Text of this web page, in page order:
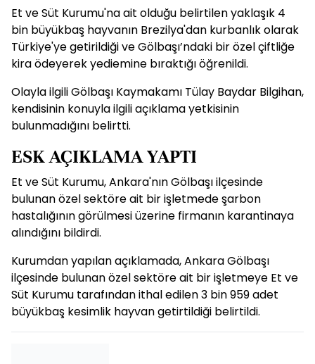
Et ve Süt Kurumu'na ait olduğu belirtilen yaklaşık 4
bin büyükbaş hayvanın Brezilya'dan kurbanlık olarak
Türkiye'ye getirildiği ve Gölbaşı’ndaki bir özel çiftliğe
kira ödeyerek yediemine bıraktığı öğrenildi.
Olayla ilgili Gölbaşı Kaymakamı Tülay Baydar Bilgihan,
kendisinin konuyla ilgili açıklama yetkisinin
bulunmadığını belirtti.
ESK AÇIKLAMA YAPTI
Et ve Süt Kurumu, Ankara'nın Gölbaşı ilçesinde
bulunan özel sektöre ait bir işletmede şarbon
hastalığının görülmesi üzerine firmanın karantinaya
alındığını bildirdi.
Kurumdan yapılan açıklamada, Ankara Gölbaşı
ilçesinde bulunan özel sektöre ait bir işletmeye Et ve
Süt Kurumu tarafından ithal edilen 3 bin 959 adet
büyükbaş kesimlik hayvan getirtildiği belirtildi.